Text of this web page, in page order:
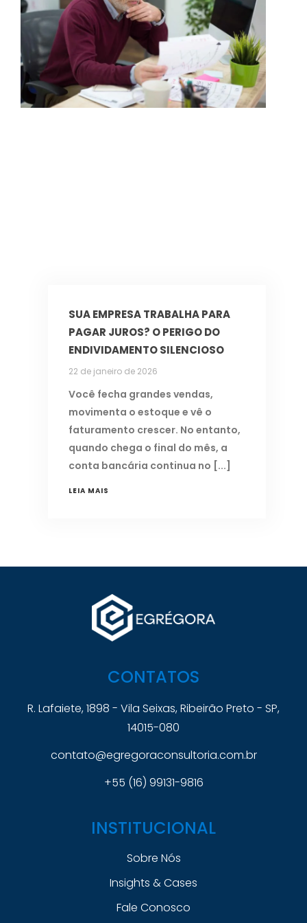
SUA EMPRESA TRABALHA PARA
PAGAR JUROS? O PERIGO DO
ENDIVIDAMENTO SILENCIOSO
22 de janeiro de 2026
Você fecha grandes vendas,
movimenta o estoque e vê o
faturamento crescer. No entanto,
quando chega o final do mês, a
conta bancária continua no
LEIA MAIS
CONTATOS
R. Lafaiete, 1898 - Vila Seixas, Ribeirão Preto - SP,
14015-080
contato@egregoraconsultoria.com.br
+55 (16) 99131-9816
INSTITUCIONAL
Sobre Nós
Insights & Cases
Fale Conosco